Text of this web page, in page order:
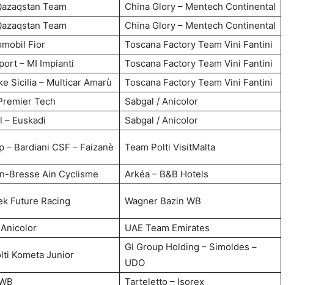
Team
China Glory – Mentech Continental
Team
China Glory – Mentech Continental
Fior
Toscana Factory Team Vini Fantini
– MI Impianti
Toscana Factory Team Vini Fantini
Sicilia – Multicar Amarù
Toscana Factory Team Vini Fantini
Tech
Sabgal / Anicolor
– Euskadi
Sabgal / Anicolor
– Bardiani CSF – Faizanè Team Polti VisitMalta
Bresse Ain Cyclisme
Arkéa – B&B Hotels
Future Racing Wagner Bazin WB
UAE Team Emirates
Kometa Junior
GI Group Holding – Simoldes –
UDO
Tarteletto – Isorex